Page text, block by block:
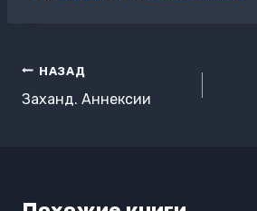
Навигация
по
НАЗАД
Заханд. Аннексии